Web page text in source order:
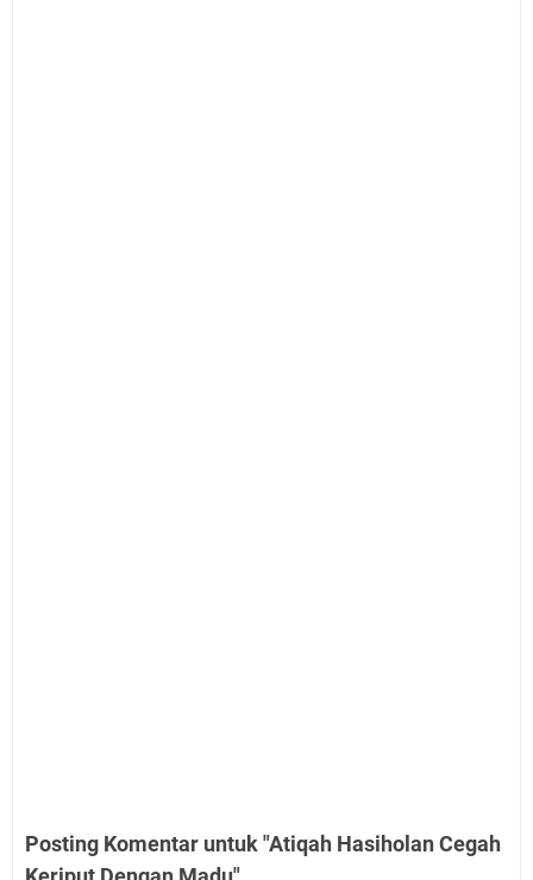
Posting Komentar untuk "Atiqah Hasiholan Cegah